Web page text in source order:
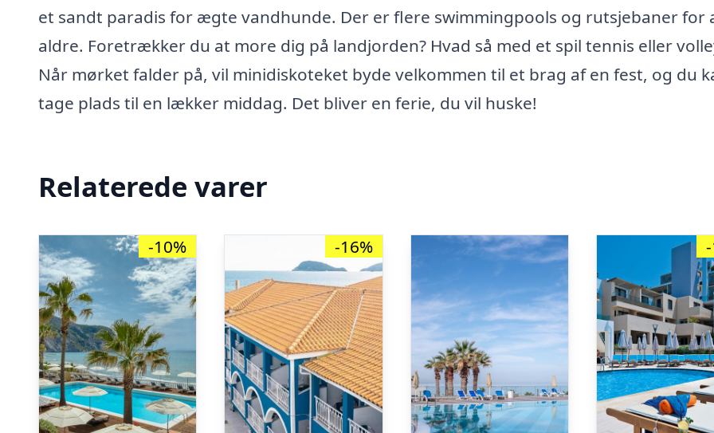
et sandt paradis for ægte vandhunde. Der er flere swimmingpools og rutsjebaner for
aldre. Foretrækker du at more dig på landjorden? Hvad så med et spil tennis eller
Når mørket falder på, vil minidiskoteket byde velkommen til et brag af en fest, og du
tage plads til en lækker middag. Det bliver en ferie, du vil huske!
Relaterede varer
-10% -16%